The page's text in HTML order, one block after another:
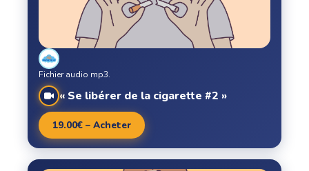
« Se libérer de la cigarette #2 »
Fichier audio mp3.
19.00€ – Acheter